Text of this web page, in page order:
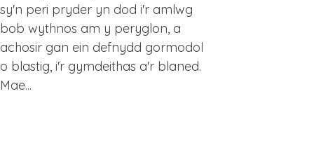
sy'n peri pryder yn dod i'r amlwg
bob wythnos am y peryglon, a
achosir gan ein defnydd gormodol
o blastig, i'r gymdeithas a'r blaned.
Mae...